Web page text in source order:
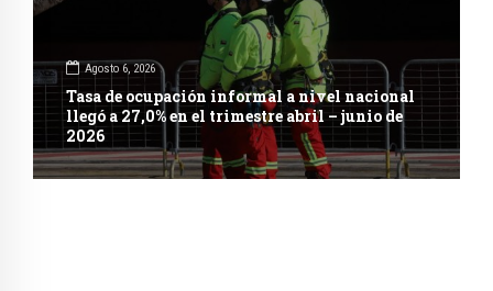
Agosto 6, 2026
Tasa de ocupación informal a nivel nacional
llegó a 27,0% en el trimestre abril – junio de
2026